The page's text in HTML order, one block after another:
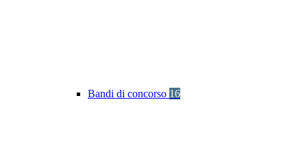
Bandi di concorso 16